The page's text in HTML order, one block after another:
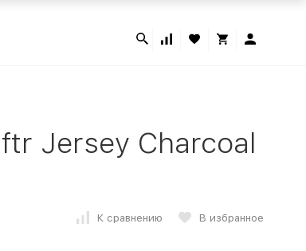
Jersey Charcoal
К сравнению В избранное